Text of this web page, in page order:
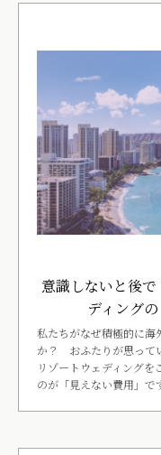
意識しないと後で
ディング
私たちがなぜ積極的に海
か？ おふたりが思って
リゾートウェディング
のが「見えない費用」